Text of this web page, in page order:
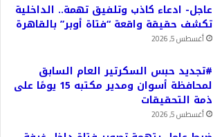
عاجل- ادعاء كاذب وتلفيق تهمة.. الداخلية
تكشف حقيقة واقعة “فتاة أوبر” بالقاهرة
أغسطس 5, 2026
#تجديد حبس السكرتير العام السابق
لمحافظة أسوان ومدير مكتبه 15 يومًا على
ذمة التحقيقات
أغسطس 5, 2026